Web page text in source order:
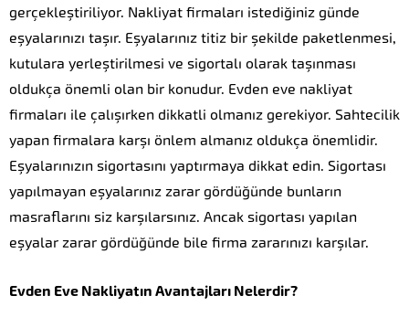
gerçekleştiriliyor. Nakliyat firmaları istediğiniz günde
eşyalarınızı taşır. Eşyalarınız titiz bir şekilde paketlenmesi,
kutulara yerleştirilmesi ve sigortalı olarak taşınması
oldukça önemli olan bir konudur. Evden eve nakliyat
firmaları ile çalışırken dikkatli olmanız gerekiyor. Sahtecilik
yapan firmalara karşı önlem almanız oldukça önemlidir.
Eşyalarınızın sigortasını yaptırmaya dikkat edin. Sigortası
yapılmayan eşyalarınız zarar gördüğünde bunların
masraflarını siz karşılarsınız. Ancak sigortası yapılan
eşyalar zarar gördüğünde bile firma zararınızı karşılar.
Evden Eve Nakliyatın Avantajları Nelerdir?